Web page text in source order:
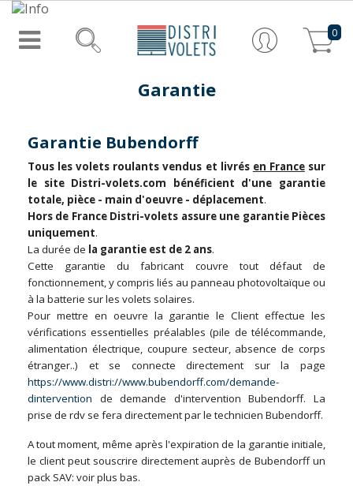
0
Garantie
Garantie Bubendorff
Tous les volets roulants vendus et livrés en Francesur
le site Distri-volets.com bénéficient d'une garantie
totale, pièce - main d'oeuvre - déplacement.
Hors de France Distri-volets assure une garantie Pièces
uniquement.
La durée de la garantie est de 2 ans.
Cette garantie du fabricant couvre tout défaut de
fonctionnement, y compris liés au panneau photovoltaïque ou
à la batterie sur les volets solaires.
Pour mettre en oeuvre la garantie le Client effectue les
vérifications essentielles préalables (pile de télécommande,
alimentation électrique, coupure secteur, absence de corps
étranger..) et se connecte directement sur la page
https://www.distri://www.bubendorff.com/demande-
dintervention de demande d'intervention Bubendorff. La
prise de rdv se fera directement par le technicien Bubendorff.
A tout moment, même après l'expiration de la garantie initiale,
le client peut souscrire directement auprès de Bubendorff un
pack SAV: voir plus bas.